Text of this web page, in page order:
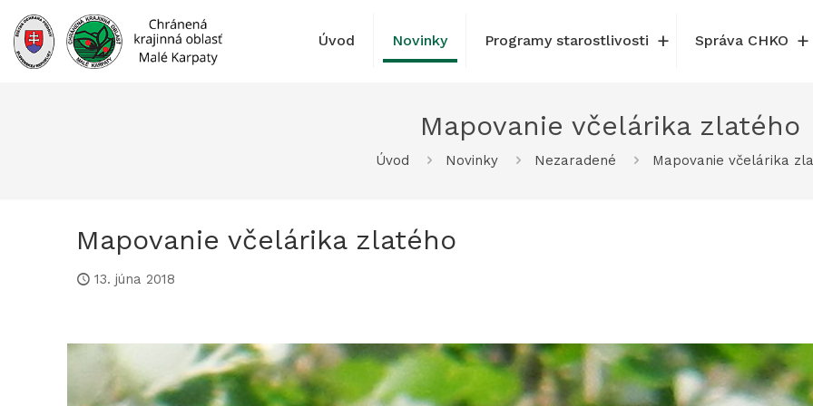
na
obsah
Úvod Novinky Programy starostlivosti Správa CHKO
Mapovanie včelárika zlatého
Úvod Novinky Nezaradené Mapovanie včelárika
Mapovanie včelárika zlatého
13. júna 2018